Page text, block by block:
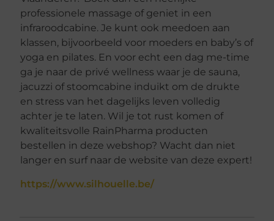
professionele massage of geniet in een
infraroodcabine. Je kunt ook meedoen aan
klassen, bijvoorbeeld voor moeders en baby’s of
yoga en pilates. En voor echt een dag me-time
ga je naar de privé wellness waar je de sauna,
jacuzzi of stoomcabine induikt om de drukte
en stress van het dagelijks leven volledig
achter je te laten. Wil je tot rust komen of
kwaliteitsvolle RainPharma producten
bestellen in deze webshop? Wacht dan niet
langer en surf naar de website van deze expert!
https://www.silhouelle.be/